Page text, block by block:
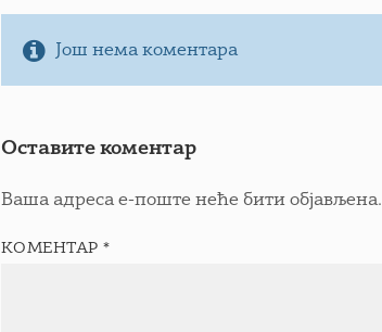
Још нема коментара
Оставите коментар
Ваша адреса е-поште неће бити објављена.
КОМЕНТАР *